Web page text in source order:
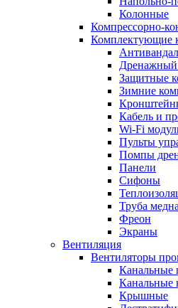
Колонные
Компрессорно-
Комплектующие
Защитные
Зимние
Кабель и
Wi-Fi
Пульты
Помпы
Панели
Сифоны
Труба
Фреон
Экраны
Вентиляция
Вентиляторы
Канальные
Канальные
Крышные